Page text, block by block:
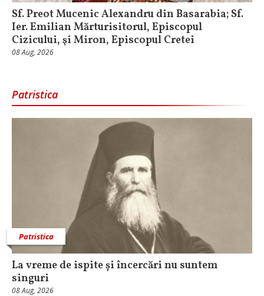
Sf. Preot Mucenic Alexandru din Basarabia; Sf.
Ier. Emilian Mărturisitorul, Episcopul
Cizicului, şi Miron, Episcopul Cretei
08 Aug, 2026
Patristica
Patristica
La vreme de ispite și încercări nu suntem
singuri
08 Aug, 2026